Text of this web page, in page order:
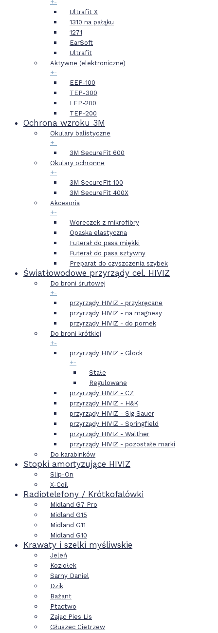
+-
Ultrafit X
1310 na pałąku
1271
EarSoft
Ultrafit
Aktywne (elektroniczne)
+-
EEP-100
TEP-300
LEP-200
TEP-200
Ochrona wzroku 3M
Okulary balistyczne
+-
3M SecureFit 600
Okulary ochronne
+-
3M SecureFit 100
3M SecureFit 400X
Akcesoria
+-
Woreczek z mikrofibry
Opaska elastyczna
Futerał do pasa miękki
Futerał do pasa sztywny
Preparat do czyszczenia szybek
Światłowodowe przyrządy cel. HIVIZ
Do broni śrutowej
+-
przyrządy HIVIZ - przykręcane
przyrządy HIVIZ - na magnesy
przyrządy HIVIZ - do pomek
Do broni krótkiej
+-
przyrządy HIVIZ - Glock
+-
Stałe
Regulowane
przyrządy HIVIZ - CZ
przyrządy HIVIZ - H&K
przyrządy HIVIZ - Sig Sauer
przyrządy HIVIZ - Springfield
przyrządy HIVIZ - Walther
przyrządy HIVIZ - pozostałe marki
Do karabinków
Stopki amortyzujące HIVIZ
Slip-On
X-Coil
Radiotelefony / Krótkofalówki
Midland G7 Pro
Midland G15
Midland G11
Midland G10
Krawaty i szelki myśliwskie
Jeleń
Koziołek
Sarny Daniel
Dzik
Bażant
Ptactwo
Zając Pies Lis
Głuszec Cietrzew